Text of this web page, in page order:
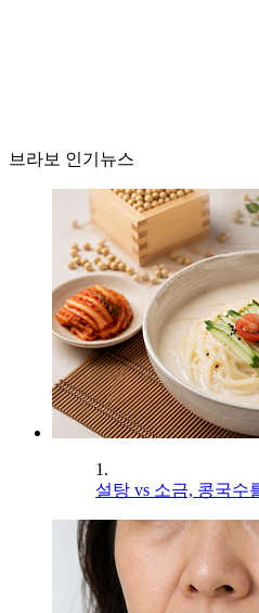
브라보 인기뉴스
1.
설탕 vs 소금, 콩국수